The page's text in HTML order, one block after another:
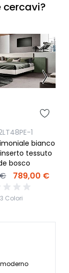
cercavi?
1
bianco
tessuto
bosco
789,00 €
Colori